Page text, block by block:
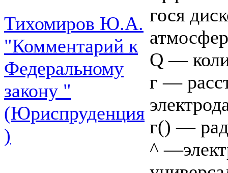
Тихомиров Ю.А.
"Комментарий к
Федеральному
закону "
(Юриспруденция
)
гося
Q —
г —
г() —
^